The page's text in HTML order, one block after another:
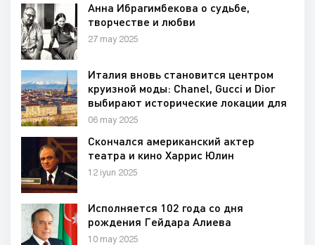
Анна Ибрагимбекова о судьбе,
творчестве и любви
27 may 2025
Италия вновь становится центром
круизной моды: Chanel, Gucci и Dior
выбирают исторические локации для
показов 2025 года
06 may 2025
Скончался американский актер
театра и кино Харрис Юлин
12 iyun 2025
Исполняется 102 года со дня
рождения Гейдара Алиева
10 may 2025